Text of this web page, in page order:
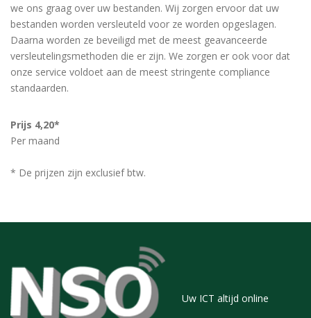
we ons graag over uw bestanden. Wij zorgen ervoor dat uw
bestanden worden versleuteld voor ze worden opgeslagen.
Daarna worden ze beveiligd met de meest geavanceerde
versleutelingsmethoden die er zijn. We zorgen er ook voor dat
onze service voldoet aan de meest stringente compliance
standaarden.
Prijs 4,20*
Per maand
* De prijzen zijn exclusief btw.
Uw ICT altijd online